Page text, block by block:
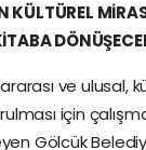
KÜLTÜREL
ve ulusal,
için
Gölcük